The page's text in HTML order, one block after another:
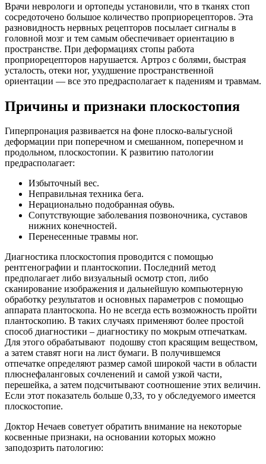
Врачи неврологи и ортопеды установили, что в тканях стоп
сосредоточено большое количество проприорецепторов. Эта
разновидность нервных рецепторов посылает сигналы в
головной мозг и тем самым обеспечивает ориентацию в
пространстве. При деформациях стопы работа
проприорецепторов нарушается. Артроз с болями, быстрая
усталость, отеки ног, ухудшение пространственной
ориентации — все это предрасполагает к падениям и травмам.
Причины и признаки плоскостопия
Гиперпронация развивается на фоне плоско-вальгусной
деформации при поперечном и смешанном, поперечном и
продольном, плоскостопии. К развитию патологии
предрасполагает:
Избыточный вес.
Неправильная техника бега.
Нерационально подобранная обувь.
Сопутствующие заболевания позвоночника, суставов
нижних конечностей.
Перенесенные травмы ног.
Диагностика плоскостопия проводится с помощью
рентгенографии и плантоскопии. Последний метод
предполагает либо визуальный осмотр стоп, либо
сканирование изображения и дальнейшую компьютерную
обработку результатов и основных параметров с помощью
аппарата плантоскопа. Но не всегда есть возможность пройти
плантоскопию. В таких случаях применяют более простой
способ диагностики – диагностику по мокрым отпечаткам.
Для этого обрабатывают подошву стоп красящим веществом,
а затем ставят ноги на лист бумаги. В получившемся
отпечатке определяют размер самой широкой части в области
плюснефаланговых сочленений и самой узкой части,
перешейка, а затем подсчитывают соотношение этих величин.
Если этот показатель больше 0,33, то у обследуемого имеется
плоскостопие.
Доктор Нечаев советует обратить внимание на некоторые
косвенные признаки, на основании которых можно
заподозрить патологию: